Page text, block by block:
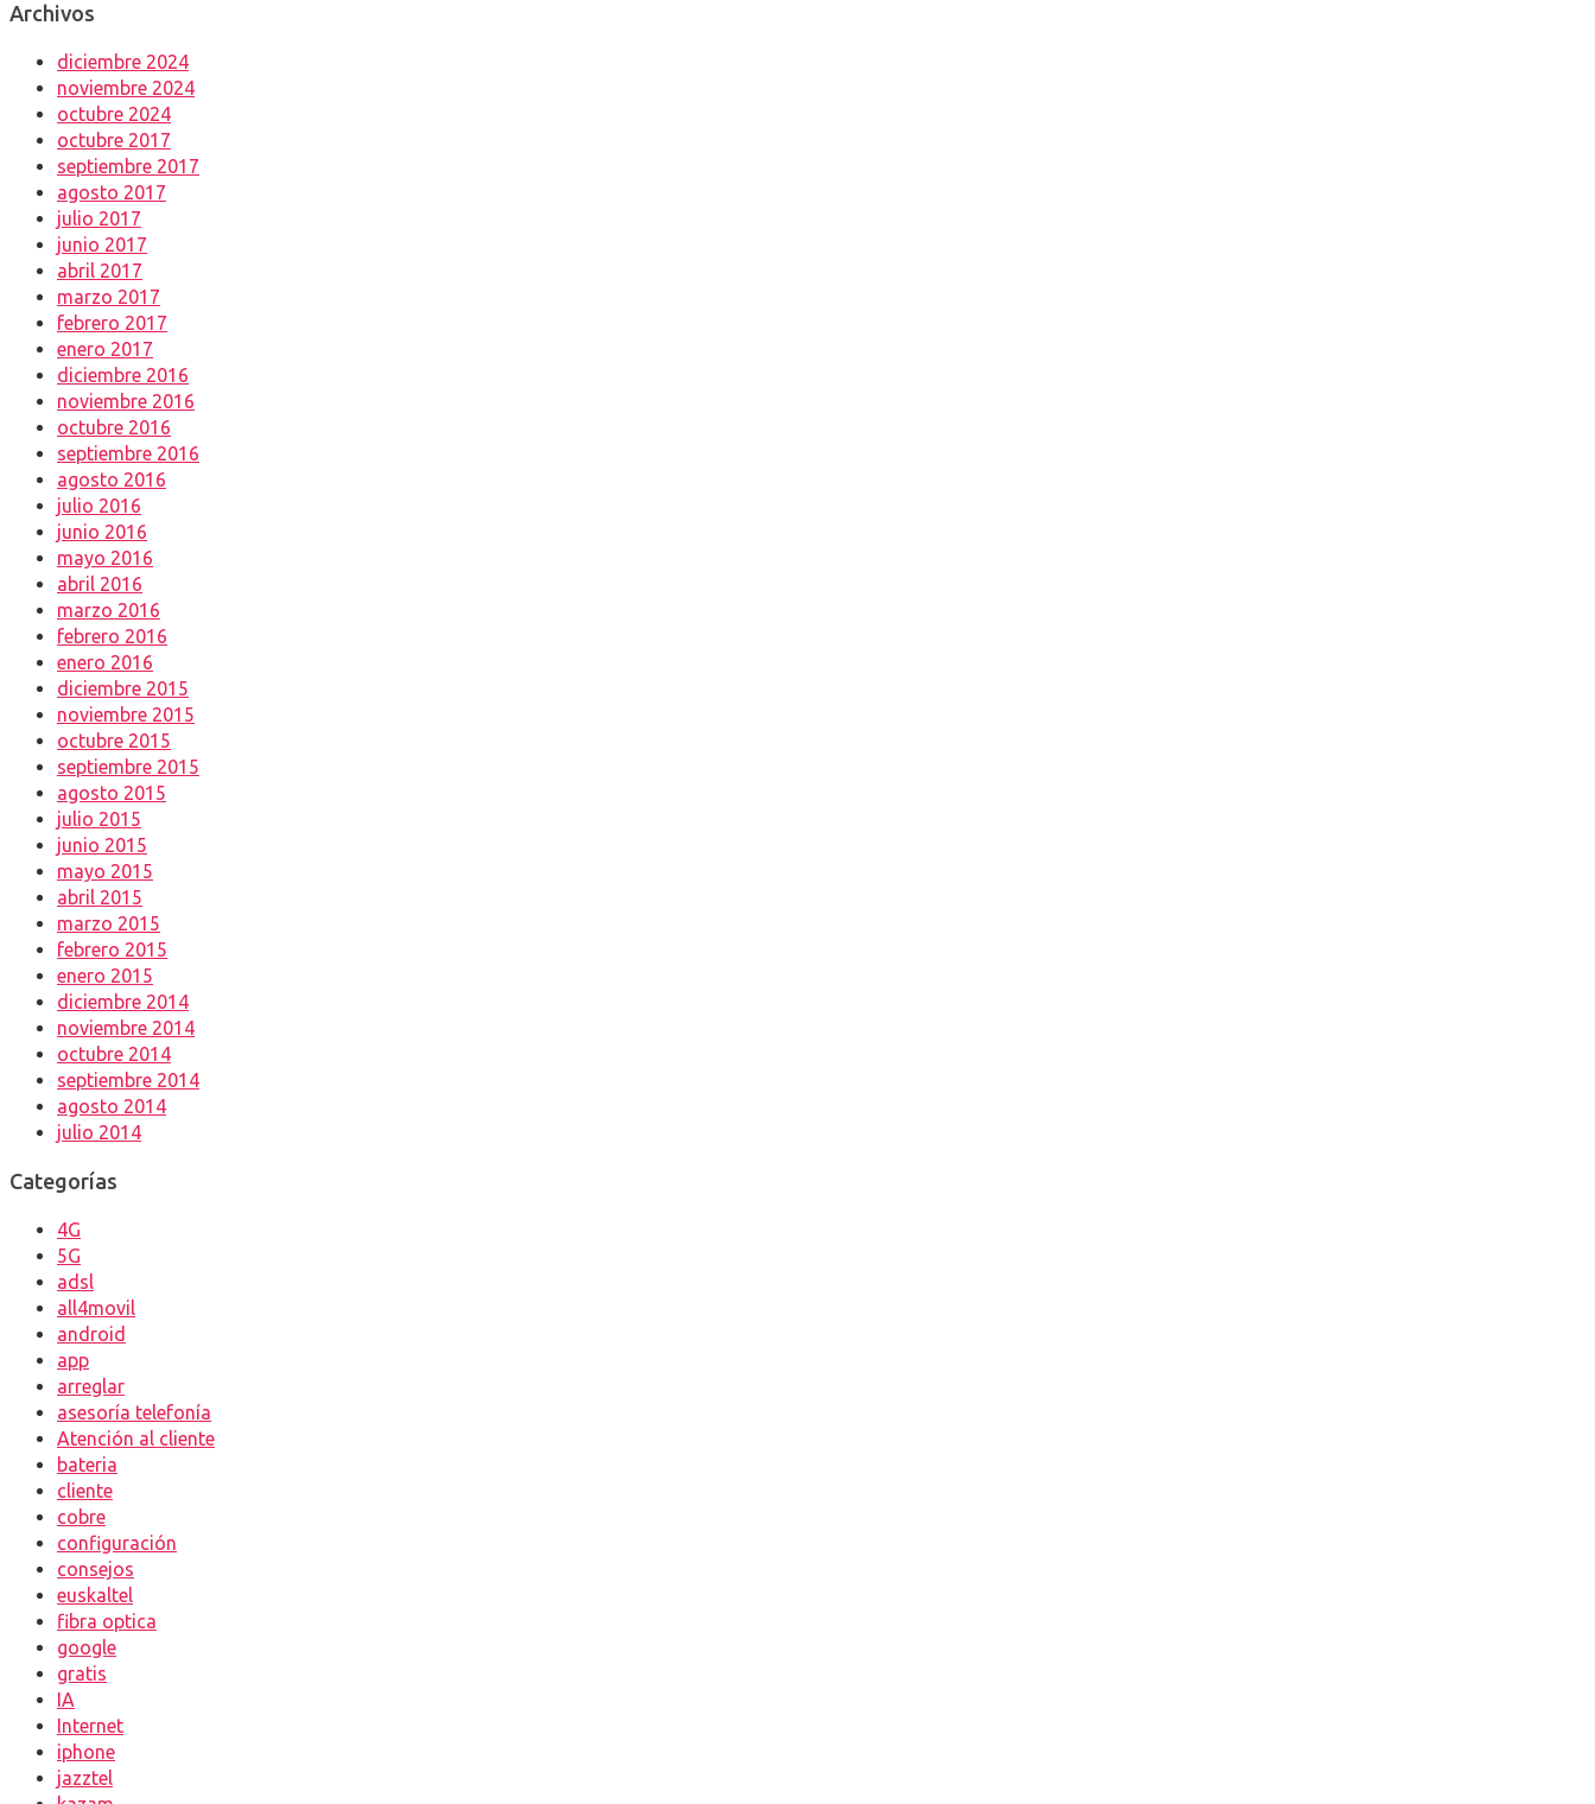
Archivos
diciembre 2024
noviembre 2024
octubre 2024
octubre 2017
septiembre 2017
agosto 2017
julio 2017
junio 2017
abril 2017
marzo 2017
febrero 2017
enero 2017
diciembre 2016
noviembre 2016
octubre 2016
septiembre 2016
agosto 2016
julio 2016
junio 2016
mayo 2016
abril 2016
marzo 2016
febrero 2016
enero 2016
diciembre 2015
noviembre 2015
octubre 2015
septiembre 2015
agosto 2015
julio 2015
junio 2015
mayo 2015
abril 2015
marzo 2015
febrero 2015
enero 2015
diciembre 2014
noviembre 2014
octubre 2014
septiembre 2014
agosto 2014
julio 2014
Categorías
4G
5G
adsl
all4movil
android
app
arreglar
asesoría telefonía
Atención al cliente
bateria
cliente
cobre
configuración
consejos
euskaltel
fibra optica
google
gratis
IA
Internet
iphone
jazztel